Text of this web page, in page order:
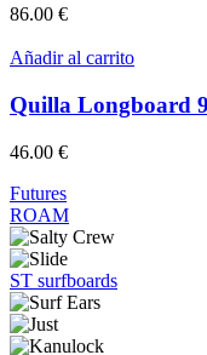
86.00 €
Añadir al carrito
Quilla Longboard
46.00 €
Futures
ROAM
ST surfboards